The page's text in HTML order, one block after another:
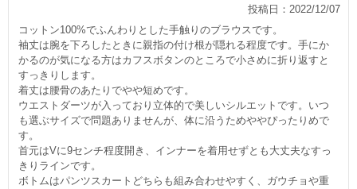
投稿日：2022/12/07
コットン100%でふんわりとした手触りのブラウスです。
袖丈は腕を下ろしたときに親指の付け根が隠れる程度です。手にか
かるのが気になる方はカフスボタンのところで小さめに折り返すと
すっきりします。
着丈は腰骨のあたりでやや短めです。
ウエストダーツが入っており立体的で美しいシルエットです。いつ
も選ぶサイズで問題ありませんが、体に沿うためややぴったりめで
す。
首元はVに9センチ程度開き、インナーを着用せずとも大丈夫なすっ
きりラインです。
ボトムはパンツスカートどちらも組み合わせやすく、ガウチョや重